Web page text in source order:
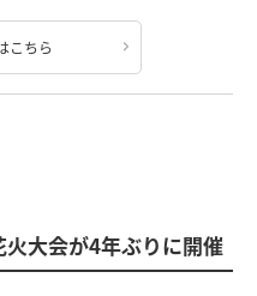
こちら
火大会が4年ぶりに開催